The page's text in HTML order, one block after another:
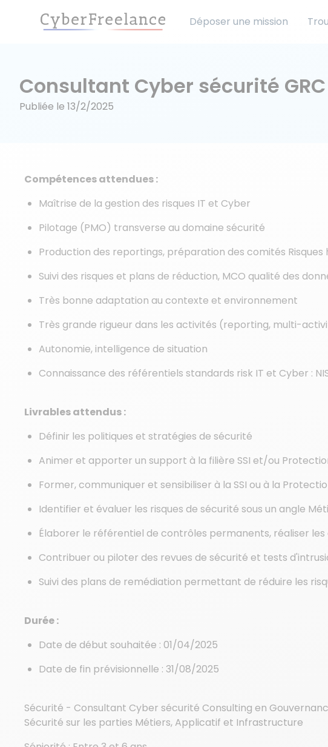
Déposer une mission
Consultant Cyber sécurité GRC
Publiée le 13/2/2025
Compétences attendues :
Maîtrise de la gestion des risques IT et Cyber
Pilotage (PMO) transverse au domaine sécurité
Production des reportings, préparation des comités Risques
Suivi des risques et plans de réduction, MCO qualité des
Très bonne adaptation au contexte et environnement
Très grande rigueur dans les activités (reporting, multi-
Autonomie, intelligence de situation
Connaissance des référentiels standards risk IT et Cyber :
Livrables attendus :
Définir les politiques et stratégies de sécurité
Animer et apporter un support à la filière SSI et/ou
Former, communiquer et sensibiliser à la SSI ou à la
Identifier et évaluer les risques de sécurité sous un angle
Élaborer le référentiel de contrôles permanents, réaliser
Contribuer ou piloter des revues de sécurité et tests
Suivi des plans de remédiation permettant de réduire les
Durée :
Date de début souhaitée : 01/04/2025
Date de fin prévisionnelle : 31/08/2025
Sécurité - Consultant Cyber sécurité Consulting en
Sécurité sur les parties Métiers, Applicatif et Infrastructure